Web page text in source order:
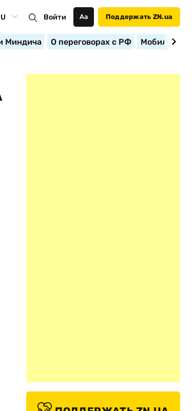
Войти Аа Поддержать ZN.ua
Миндича О переговорах с РФ